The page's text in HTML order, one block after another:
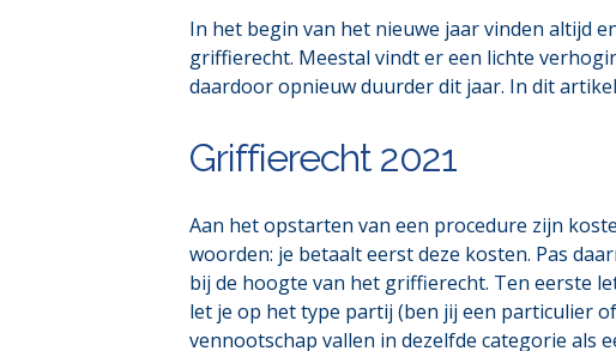
In het begin van het nieuwe jaar vinden altijd
griffierecht. Meestal vindt er een lichte
daardoor opnieuw duurder dit jaar. In dit
Griffierecht 2021
Aan het opstarten van een procedure zijn
woorden: je betaalt eerst deze kosten. Pas
bij de hoogte van het griffierecht. Ten eerste
let je op het type partij (ben jij een particulier
vennootschap vallen in dezelfde categorie als